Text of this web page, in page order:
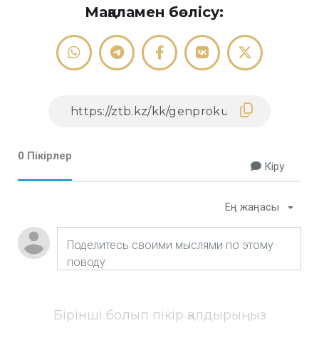
Мақаламен бөлісу:
0 Пікірлер
Кіру
Ең жаңасы
Бірінші болып пікір қалдырыңыз